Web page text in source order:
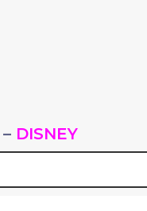
– DISNEY